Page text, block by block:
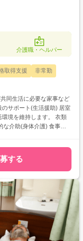
介護職・ヘルパー
取得支援
非常勤
同生活に必要な家事など
境を維持します。 衣類
フロア内を移動できる
精神的な安定と満足感を
、早期の異変察知に努め
ベントのサポート。 ◎
ご利用者様の状態、特記
ーなど)との情報共有や連
する